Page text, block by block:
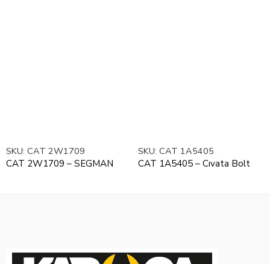
SKU: CAT 2W1709
CAT 2W1709 – SEGMAN
SKU: CAT 1A5405
CAT 1A5405 – Cıvata Bolt